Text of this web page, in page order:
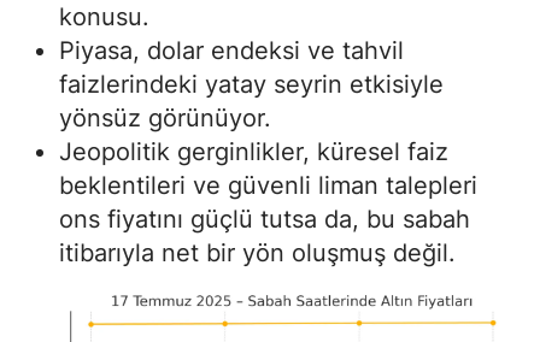
konusu.
Piyasa, dolar endeksi ve tahvil
faizlerindeki yatay seyrin etkisiyle
yönsüz görünüyor.
Jeopolitik gerginlikler, küresel faiz
beklentileri ve güvenli liman talepleri
ons fiyatını güçlü tutsa da, bu sabah
itibarıyla net bir yön oluşmuş değil.